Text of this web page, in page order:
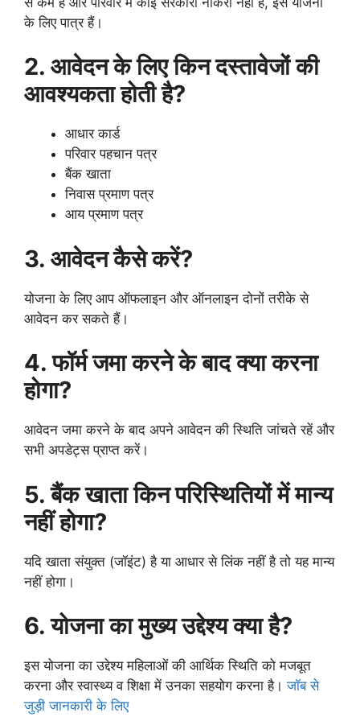
के लिए पात्र हैं।
2. आवेदन के लिए किन दस्तावेजों की
आवश्यकता होती है?
आधार कार्ड
परिवार पहचान पत्र
बैंक खाता
निवास प्रमाण पत्र
आय प्रमाण पत्र
3. आवेदन कैसे करें?
योजना के लिए आप ऑफलाइन और ऑनलाइन दोनों तरीके से
आवेदन कर सकते हैं।
4. फॉर्म जमा करने के बाद क्या करना
होगा?
आवेदन जमा करने के बाद अपने आवेदन की स्थिति जांचते रहें और
सभी अपडेट्स प्राप्त करें।
5. बैंक खाता किन परिस्थितियों में मान्य
नहीं होगा?
यदि खाता संयुक्त (जॉइंट) है या आधार से लिंक नहीं है तो यह मान्य
नहीं होगा।
6. योजना का मुख्य उद्देश्य क्या है?
इस योजना का उद्देश्य महिलाओं की आर्थिक स्थिति को मजबूत
करना और स्वास्थ्य व शिक्षा में उनका सहयोग करना है।जॉब से
जुड़ी जानकारी के लिए